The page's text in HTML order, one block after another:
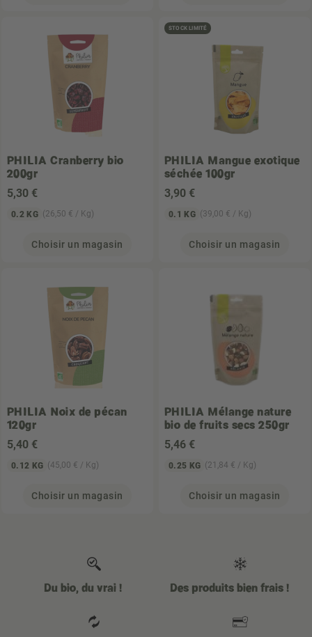
PHILIA Cranberry bio
200gr
5,30 €
0.2 KG (26,50 € / Kg)
Choisir un magasin
STOCK LIMITÉ
PHILIA Mangue exotique
séchée 100gr
3,90 €
0.1 KG (39,00 € / Kg)
Choisir un magasin
PHILIA Noix de pécan
120gr
5,40 €
0.12 KG (45,00 € / Kg)
Choisir un magasin
PHILIA Mélange nature
bio de fruits secs 250gr
5,46 €
0.25 KG (21,84 € / Kg)
Choisir un magasin
Du bio, du vrai ! Des produits bien frais !